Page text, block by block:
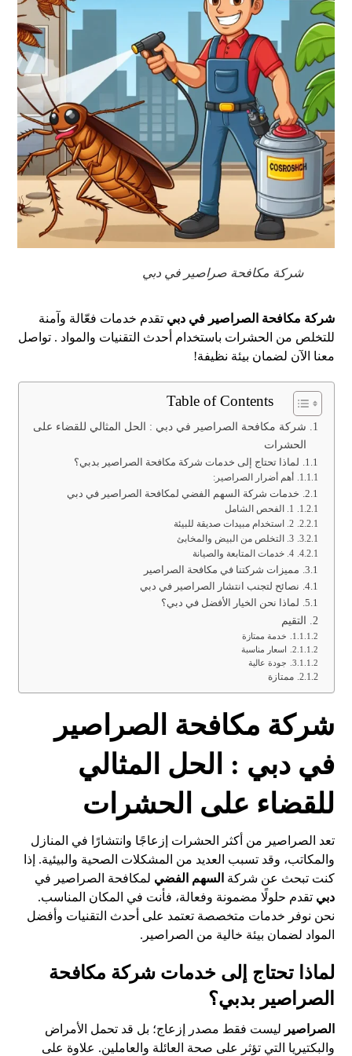
شركة مكافحة صراصير في دبي
شركة مكافحة الصراصير في دبي تقدم خدمات فعّالة وآمنة
للتخلص من الحشرات باستخدام أحدث التقنيات والمواد . تواصل
معنا الآن لضمان بيئة نظيفة!
Table of Contents
شركة مكافحة الصراصير في دبي : الحل المثالي للقضاء على
الحشرات
لماذا تحتاج إلى خدمات شركة مكافحة الصراصير بدبي؟
أهم أضرار الصراصير:
خدمات شركة السهم الفضي لمكافحة الصراصير في دبي
1. الفحص الشامل
2. استخدام مبيدات صديقة للبيئة
3. التخلص من البيض والمخابئ
4. خدمات المتابعة والصيانة
مميزات شركتنا في مكافحة الصراصير
نصائح لتجنب انتشار الصراصير في دبي
لماذا نحن الخيار الأفضل في دبي؟
التقيم
خدمة ممتازة
اسعار مناسبة
جودة عالية
ممتازة
شركة مكافحة الصراصير
في دبي : الحل المثالي
للقضاء على الحشرات
تعد الصراصير من أكثر الحشرات إزعاجًا وانتشارًا في المنازل
والمكاتب، وقد تسبب العديد من المشكلات الصحية والبيئية. إذا
كنت تبحث عن شركة السهم الفضي لمكافحة الصراصير في
دبي تقدم حلولًا مضمونة وفعالة، فأنت في المكان المناسب.
نحن نوفر خدمات متخصصة تعتمد على أحدث التقنيات وأفضل
المواد لضمان بيئة خالية من الصراصير.
لماذا تحتاج إلى خدمات شركة مكافحة
الصراصير بدبي؟
الصراصير ليست فقط مصدر إزعاج؛ بل قد تحمل الأمراض
والبكتيريا التي تؤثر على صحة العائلة والعاملين. علاوة على